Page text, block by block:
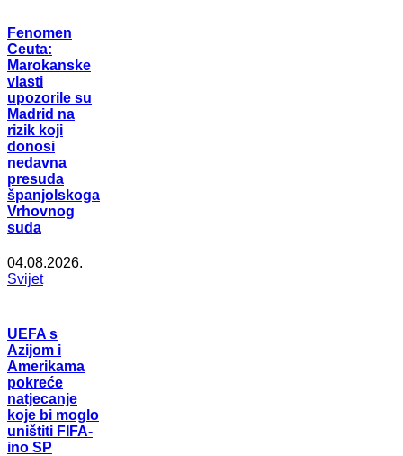
Fenomen
Ceuta:
Marokanske
vlasti
upozorile su
Madrid na
rizik koji
donosi
nedavna
presuda
španjolskoga
Vrhovnog
suda
04.08.2026.
Svijet
UEFA s
Azijom i
Amerikama
pokreće
natjecanje
koje bi moglo
uništiti FIFA-
ino SP